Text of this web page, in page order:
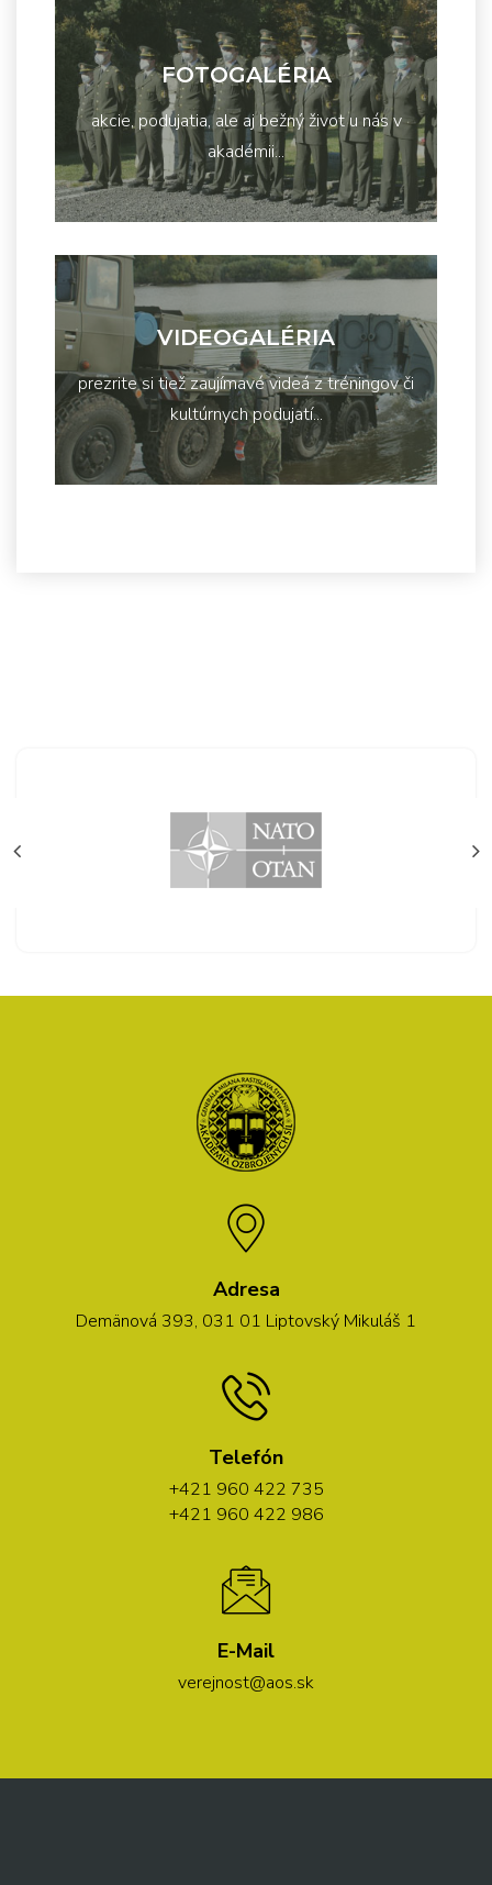
FOTOGALÉRIA
akcie, podujatia, ale aj bežný život u nás v
akadémii...
VIDEOGALÉRIA
prezrite si tiež zaujímavé videá z tréningov či
kultúrnych podujatí...
Adresa
Demänová 393, 031 01 Liptovský Mikuláš 1
Telefón
+421 960 422 735
+421 960 422 986
E-Mail
verejnost@aos.sk